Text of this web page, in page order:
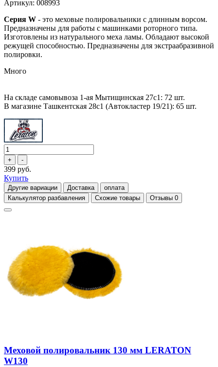
Артикул: 008993
Серия W - это меховые полировальники с длинным ворсом.
Предназначены для работы с машинками роторного типа.
Изготовлены из натурального меха ламы. Обладают высокой
режущей способностью. Предназначены для экстраабразивной
полировки.
Много
На складе самовывоза 1-ая Мытищинская 27с1: 72 шт.
В магазине Ташкентская 28с1 (Автокластер 19/21): 65 шт.
399 руб.
Купить
Другие вариации Доставка
оплата
Калькулятор разбавления
Схожие товары Отзывы 0
Меховой полировальник 130 мм LERATON
W130